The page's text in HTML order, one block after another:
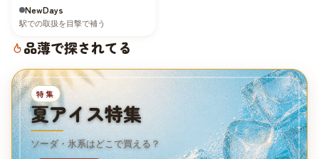
NewDays
駅での取扱を目撃で補う
品薄で探されてる
特集
夏アイス特集
ソーダ・氷系はどこで買える？